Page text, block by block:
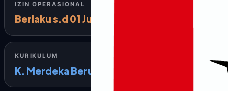
IZIN OPERASIONAL
Berlaku s.d 01 Juli 2025
KURIKULUM
K. Merdeka Berubah